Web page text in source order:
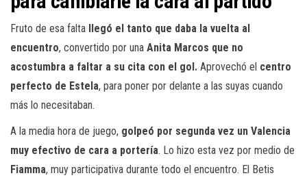
Fruto de esa falta llegó el tanto que daba la vuelta al
encuentro, convertido por una Anita Marcos que no
acostumbra a faltar a su cita con el gol. Aprovechó el centro
perfecto de Estela, para poner por delante a las suyas cuando
más lo necesitaban.
A la media hora de juego, golpeó por segunda vez un Valencia
muy efectivo de cara a portería. Lo hizo esta vez por medio de
Fiamma, muy participativa durante todo el encuentro. El Betis